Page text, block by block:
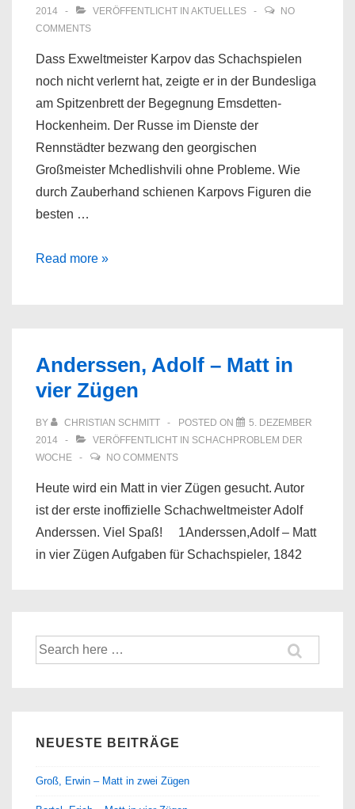
2014
VERÖFFENTLICHT IN AKTUELLES
NO
COMMENTS
Dass Exweltmeister Karpov das Schachspielen
noch nicht verlernt hat, zeigte er in der Bundesliga
am Spitzenbrett der Begegnung Emsdetten-
Hockenheim. Der Russe im Dienste der
Rennstädter bezwang den georgischen
Großmeister Mchedlishvili ohne Probleme. Wie
durch Zauberhand schienen Karpovs Figuren die
besten …
Karpov
gegen
Mchedlishvili
Read more »
Anderssen, Adolf – Matt in
vier Zügen
BY CHRISTIAN SCHMITT POSTED ON
5. DEZEMBER
2014
VERÖFFENTLICHT IN SCHACHPROBLEM DER
WOCHE
NO COMMENTS
Heute wird ein Matt in vier Zügen gesucht. Autor
ist der erste inoffizielle Schachweltmeister Adolf
Anderssen. Viel Spaß! 1Anderssen,Adolf – Matt
in vier Zügen Aufgaben für Schachspieler, 1842
Suche
nach:
NEUESTE BEITRÄGE
Groß, Erwin – Matt in zwei Zügen